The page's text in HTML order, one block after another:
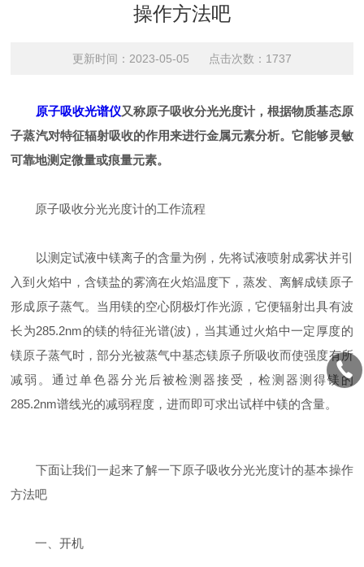
操作方法吧
更新时间：2023-05-05 点击次数：1737
原子吸收光谱仪又称原子吸收分光光度计，根据物质基态原
子蒸汽对特征辐射吸收的作用来进行金属元素分析。它能够灵敏
可靠地测定微量或痕量元素。
原子吸收分光光度计的工作流程
以测定试液中镁离子的含量为例，先将试液喷射成雾状并引
入到火焰中，含镁盐的雾滴在火焰温度下，蒸发、离解成镁原子
形成原子蒸气。当用镁的空心阴极灯作光源，它便辐射出具有波
长为285.2nm的镁的特征光谱(波)，当其通过火焰中一定厚度的
镁原子蒸气时，部分光被蒸气中基态镁原子所吸收而使强度有所
减弱。通过单色器分光后被检测器接受，检测器测得镁的
285.2nm谱线光的减弱程度，进而即可求出试样中镁的含量。
下面让我们一起来了解一下原子吸收分光光度计的基本操作
方法吧
一、开机